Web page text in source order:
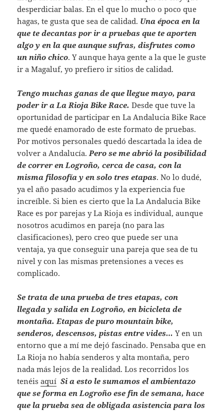
desperdiciar balas. En el que lo mucho o poco que
hagas, te gusta que sea de calidad. Una época en la
que te decantas por ir a pruebas que te aporten
algo y en la que aunque sufras, disfrutes como
un niño chico. Y aunque haya gente a la que le guste
ir a Magaluf, yo prefiero ir sitios de calidad.
Tengo muchas ganas de que llegue mayo, para
poder ir a La Rioja Bike Race. Desde que tuve la
oportunidad de participar en La Andalucia Bike Race
me quedé enamorado de este formato de pruebas.
Por motivos personales quedó descartada la idea de
volver a Andalucía. Pero se me abrió la posibilidad
de correr en Logroño, cerca de casa, con la
misma filosofía y en solo tres etapas. No lo dudé,
ya el año pasado acudimos y la experiencia fue
increíble. Si bien es cierto que la La Andalucia Bike
Race es por parejas y La Rioja es individual, aunque
nosotros acudimos en pareja (no para las
clasificaciones), pero creo que puede ser una
ventaja, ya que conseguir una pareja que sea de tu
nivel y con las mismas pretensiones a veces es
complicado.
Se trata de una prueba de tres etapas, con
llegada y salida en Logroño, en bicicleta de
montaña. Etapas de puro mountain bike,
senderos, descensos, pistas entre vides… Y en un
entorno que a mí me dejó fascinado. Pensaba que en
La Rioja no había senderos y alta montaña, pero
nada más lejos de la realidad. Los recorridos los
tenéisaquí Si a esto le sumamos el ambientazo
que se forma en Logroño ese fin de semana, hace
que la prueba sea de obligada asistencia para los